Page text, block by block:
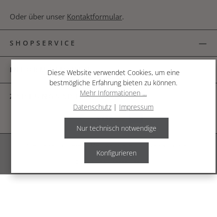
Oder über unser Kontaktformular.
SHOPSERVICE
INFORMATIONEN
ZAHLUNGSARTEN
© 2026 The Garden Shop
Diese Website verwendet Cookies, um eine
bestmögliche Erfahrung bieten zu können.
Mehr Informationen ...
Datenschutz | Impressum
Nur technisch notwendige
Konfigurieren